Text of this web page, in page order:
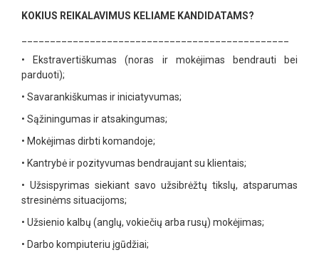
KOKIUS REIKALAVIMUS KELIAME KANDIDATAMS?
•
Ekstravertiškumas (noras ir mokėjimas bendrauti bei
parduoti);
• Savarankiškumas ir iniciatyvumas;
• Sąžiningumas ir atsakingumas;
• Mokėjimas dirbti komandoje;
• Kantrybė ir pozityvumas bendraujant su klientais;
• Užsispyrimas siekiant savo užsibrėžtų tikslų, atsparumas
stresinėms situacijoms;
• Užsienio kalbų (anglų, vokiečių arba rusų) mokėjimas;
• Darbo kompiuteriu įgūdžiai;